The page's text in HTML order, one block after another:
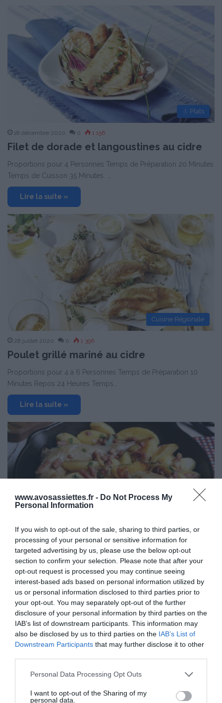
www.avosassiettes.fr - Do Not Process My
Personal Information
If you wish to opt-out of the sale, sharing to third parties, or
processing of your personal or sensitive information for
targeted advertising by us, please use the below opt-out
section to confirm your selection. Please note that after your
opt-out request is processed you may continue seeing
interest-based ads based on personal information utilized by
us or personal information disclosed to third parties prior to
your opt-out. You may separately opt-out of the further
disclosure of your personal information by third parties on the
IAB’s list of downstream participants. This information may
also be disclosed by us to third parties on the IAB’s List of
Downstream Participants that may further disclose it to other
Please note that this website/app uses one or more Google
not limited to your visit or usage behaviour. You may click to
Personal Data Processing Opt Outs
I want to opt-out of the Sharing of my
personal data.
☃ Plats
18 décembre 2020 0 1 156
Filet de dorade et langoustines au cidre
Proportions pour 4 Personnes Temps de Préparation 20 Minutes
Temps de Cuisson 35 Minutes …
Lire la suite »
Cuisine Régionale
28 juillet 2020 0 1 396
Poulet grillé mariné au cidre
Proportions pour 4 à 6 Personnes Temps de Préparation 10
Minutes Repos 24 Heures Temps…
Lire la suite »
Cuisine Régionale
13 juin 2020 0 1 962
Gigolettes de lapin aux pommes, au cidre
et à l’estragon
Proportions pour 4 Personnes Temps de Préparation 15 Minutes
Temps de Cuisson 45 Minutes …
Lire la suite »